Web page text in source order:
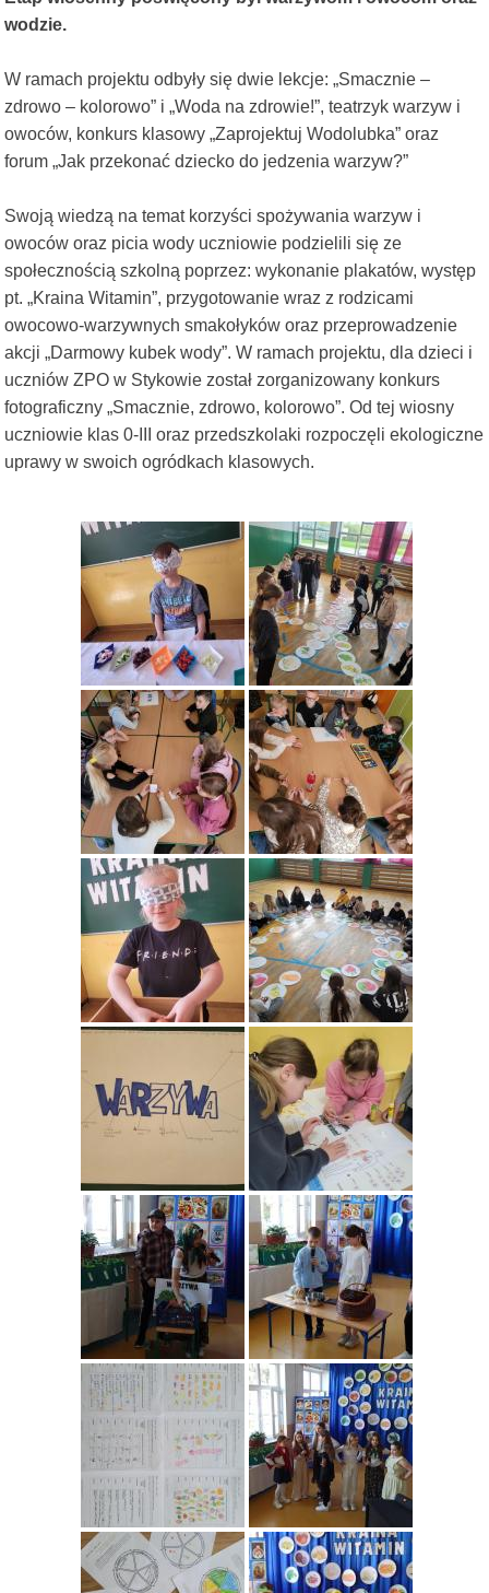
wodzie.
W ramach projektu odbyły się dwie lekcje: „Smacznie –
zdrowo – kolorowo” i „Woda na zdrowie!”, teatrzyk warzyw i
owoców, konkurs klasowy „Zaprojektuj Wodolubka” oraz
forum „Jak przekonać dziecko do jedzenia warzyw?”
Swoją wiedzą na temat korzyści spożywania warzyw i
owoców oraz picia wody uczniowie podzielili się ze
społecznością szkolną poprzez: wykonanie plakatów, występ
pt. „Kraina Witamin”, przygotowanie wraz z rodzicami
owocowo-warzywnych smakołyków oraz przeprowadzenie
akcji „Darmowy kubek wody”. W ramach projektu, dla dzieci i
uczniów ZPO w Stykowie został zorganizowany konkurs
fotograficzny „Smacznie, zdrowo, kolorowo”. Od tej wiosny
uczniowie klas 0-III oraz przedszkolaki rozpoczęli ekologiczne
uprawy w swoich ogródkach klasowych.